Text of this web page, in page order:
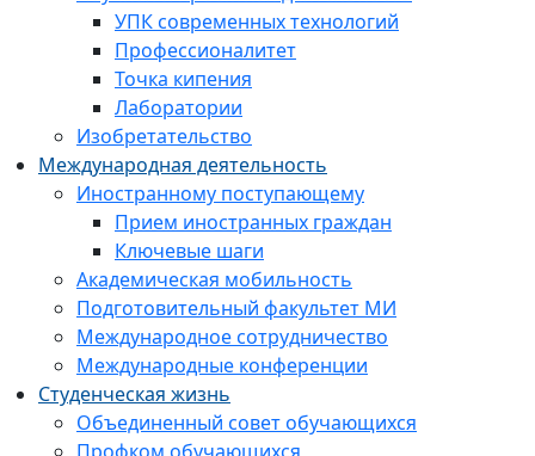
УПК современных технологий
Профессионалитет
Точка кипения
Лаборатории
Изобретательство
Международная деятельность
Иностранному поступающему
Прием иностранных граждан
Ключевые шаги
Академическая мобильность
Подготовительный факультет МИ
Международное сотрудничество
Международные конференции
Студенческая жизнь
Объединенный совет обучающихся